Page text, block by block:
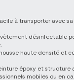
à transporter avec
désinfectable
haute densité et
époxy et structure
mobiles ou en